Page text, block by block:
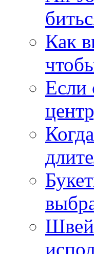
Как
Если